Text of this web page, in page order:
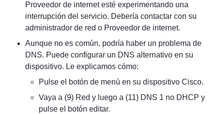
Proveedor de internet esté experimentando una
interrupción del servicio. Debería contactar con su
administrador de red o Proveedor de internet.
Aunque no es común, podría haber un problema de
DNS. Puede configurar un DNS alternativo en su
dispositivo. Le explicamos cómo:
Pulse el botón de menú en su dispositivo Cisco.
Vaya a (9) Red y luego a (11) DNS 1 no DHCP y
pulse el botón editar.